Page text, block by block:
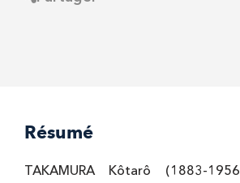
Résumé
TAKAMURA Kôtarô (1883-